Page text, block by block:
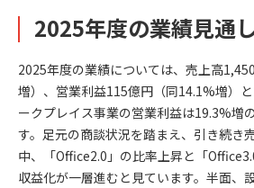
2025年度の業績見通
2025年度の業績については、売上高
増）、営業利益115億円（同14.1%増）
ークプレイス事業の営業利益は19.3%増
す。足元の商談状況を踏まえ、引き続き
中、「Office2.0」の比率上昇と「
収益化が一層進むと見ています。半面、